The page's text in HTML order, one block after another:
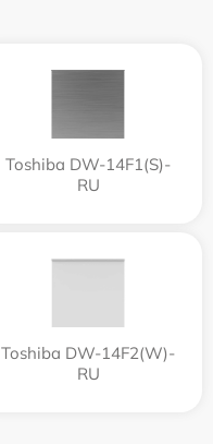
Toshiba DW-14F1(S)-
RU
Toshiba DW-14F2(W)-
RU